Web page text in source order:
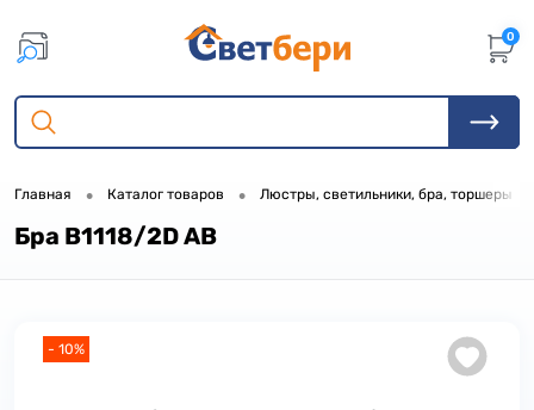
0
Главная • Каталог товаров • Люстры, светильники, бра, торшеры
Бра B1118/2D AB
- 10%